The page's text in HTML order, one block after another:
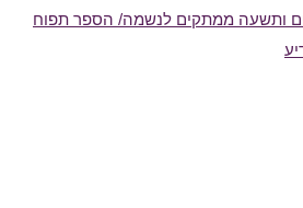
ותשעה ממתקים לנשמה/ הספר תפוח